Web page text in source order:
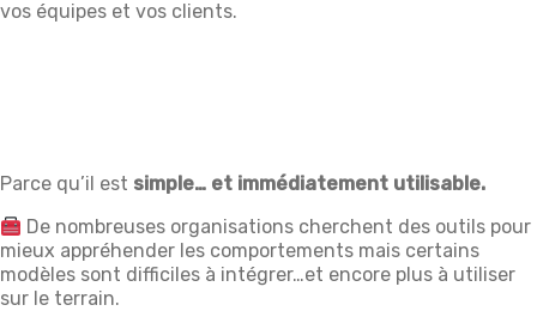
vos équipes et vos clients.
Parce qu’il est simple… et immédiatement utilisable.
De nombreuses organisations cherchent des outils pour
mieux appréhender les comportements mais certains
modèles sont difficiles à intégrer…et encore plus à utiliser
sur le terrain.